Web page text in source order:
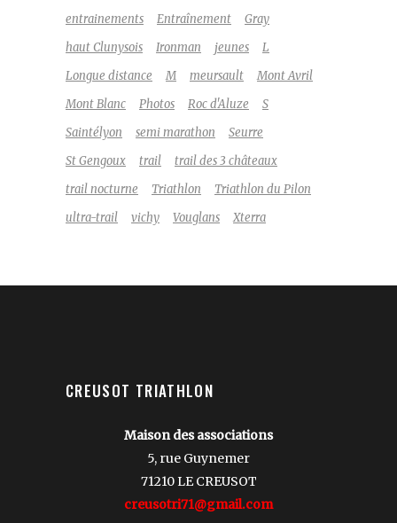
entrainements
Entraînement
Gray
haut Clunysois
Ironman jeunes
L
Longue distance
M meursault
Mont Avril
Mont Blanc
Photos Roc d'Aluze
S
Saintélyon
semi marathon
Seurre
St Gengoux
trail
trail des 3 châteaux
trail nocturne
Triathlon
Triathlon du Pilon
ultra-trail
vichy Vouglans Xterra
CREUSOT TRIATHLON
Maison des associations
5, rue Guynemer
71210 LE CREUSOT
creusotri71@gmail.com